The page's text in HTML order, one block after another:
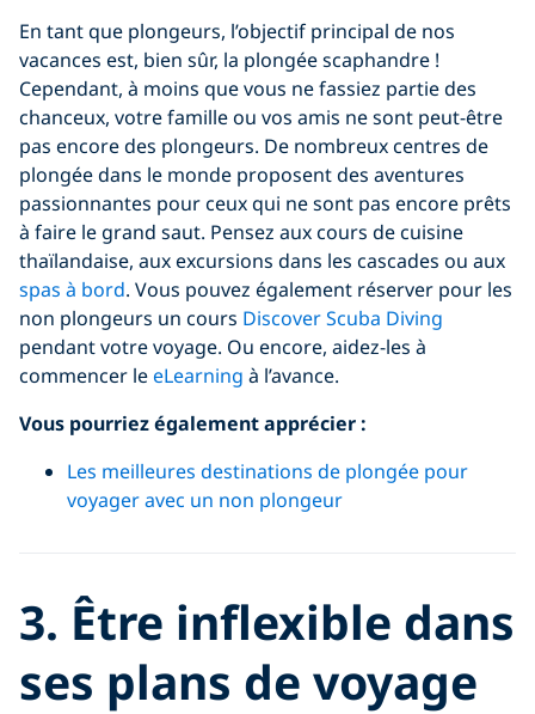
En tant que plongeurs, l’objectif principal de nos
vacances est, bien sûr, la plongée scaphandre !
Cependant, à moins que vous ne fassiez partie des
chanceux, votre famille ou vos amis ne sont peut-être
pas encore des plongeurs. De nombreux centres de
plongée dans le monde proposent des aventures
passionnantes pour ceux qui ne sont pas encore prêts
à faire le grand saut. Pensez aux cours de cuisine
thaïlandaise, aux excursions dans les cascades ou aux
spas à bord. Vous pouvez également réserver pour les
non plongeurs un cours Discover Scuba Diving
pendant votre voyage. Ou encore, aidez-les à
commencer leeLearning à l’avance.
Vous pourriez également apprécier :
Les meilleures destinations de plongée pour
voyager avec un non plongeur
3. Être inflexible dans
ses plans de voyage